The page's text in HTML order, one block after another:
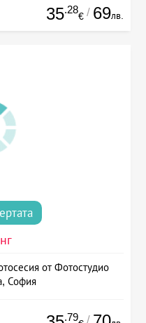
35.28
€ / 69лв.
от Фотостудио
София
.79 /